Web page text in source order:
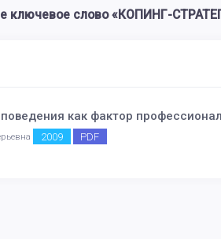
ключевое слово «КОПИНГ-
поведения как фактор
2009 PDF